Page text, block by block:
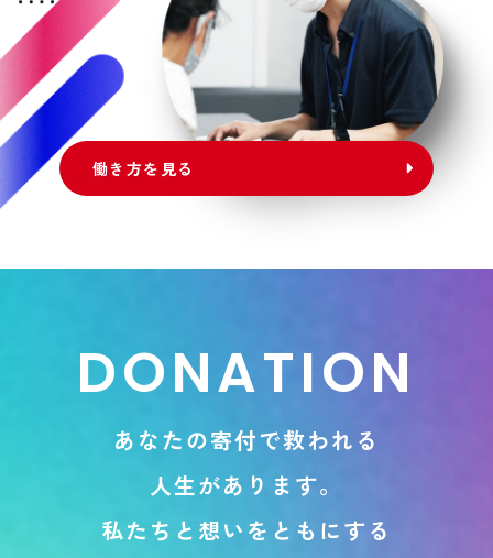
働き方を見る
DONATION
あ な たの寄付で救われ る
人生があ り ま す。
私た ち と 想い を と も にする